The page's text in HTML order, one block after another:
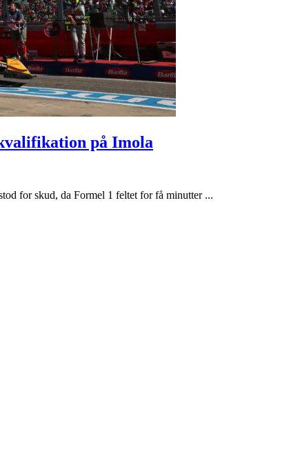
på Imola
for skud, da Formel 1 feltet for få minutter ...